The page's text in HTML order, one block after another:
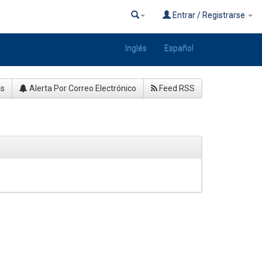
Entrar / Registrarse
Inglés Español
Alerta Por Correo Electrónico Feed RSS